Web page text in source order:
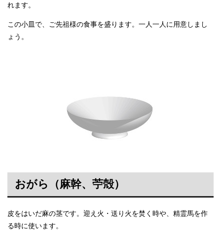
れます。
この小皿で、ご先祖様の食事を盛ります。一人一人に用意しまし
ょう。
おがら（麻幹、苧殻）
皮をはいだ麻の茎です。迎え火・送り火を焚く時や、精霊馬を作
る時に使います。